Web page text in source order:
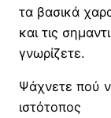
τα βασικά
και τις
γνωρίζετε.
Ψάχνετε πού
ιστότοπος